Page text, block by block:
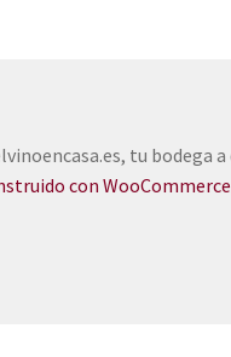
tu bodega
con WooCommerce